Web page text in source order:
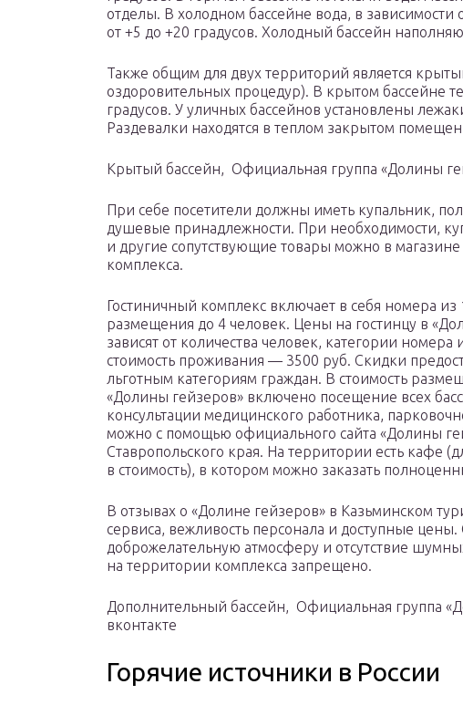
отделы. В холодном бассейне вода, в зависимости
от +5 до +20 градусов. Холодный бассейн
Также общим для двух территорий является
оздоровительных процедур). В крытом бассейне
градусов. У уличных бассейнов установлены
Раздевалки находятся в теплом закрытом
Крытый бассейн, Официальная группа «Долины
При себе посетители должны иметь купальник,
душевые принадлежности. При необходимости,
и другие сопутствующие товары можно в
комплекса.
Гостиничный комплекс включает в себя номера
размещения до 4 человек. Цены на гостинцу в
зависят от количества человек, категории
стоимость проживания — 3500 руб. Скидки
льготным категориям граждан. В стоимость
«Долины гейзеров» включено посещение всех
консультации медицинского работника,
можно с помощью официального сайта «Долины
Ставропольского края. На территории есть кафе
в стоимость), в котором можно заказать
В отзывах о «Долине гейзеров» в Казьминском
сервиса, вежливость персонала и доступные
доброжелательную атмосферу и отсутствие
на территории комплекса запрещено.
Дополнительный бассейн, Официальная группа
вконтакте
Горячие источники в России